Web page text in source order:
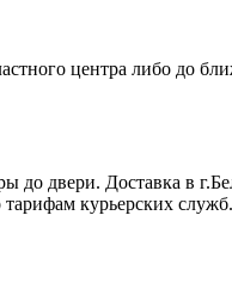
центра либо до
двери. Доставка в
тарифам курьерских служб.